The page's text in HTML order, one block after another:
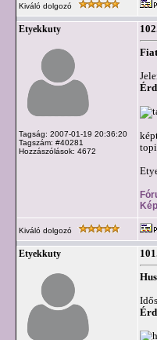
Kiváló dolgozó
Etyekkuty
Tagság: 2007-01-19 20:36:20
Tagszám: #40281
Hozzászólások: 4672
Kiváló dolgozó
Etyekkuty